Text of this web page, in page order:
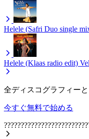
Helele (Safri Duo single
Helele (Klaas radio edit)
全ディスコグラフィー
今すぐ無料で始める